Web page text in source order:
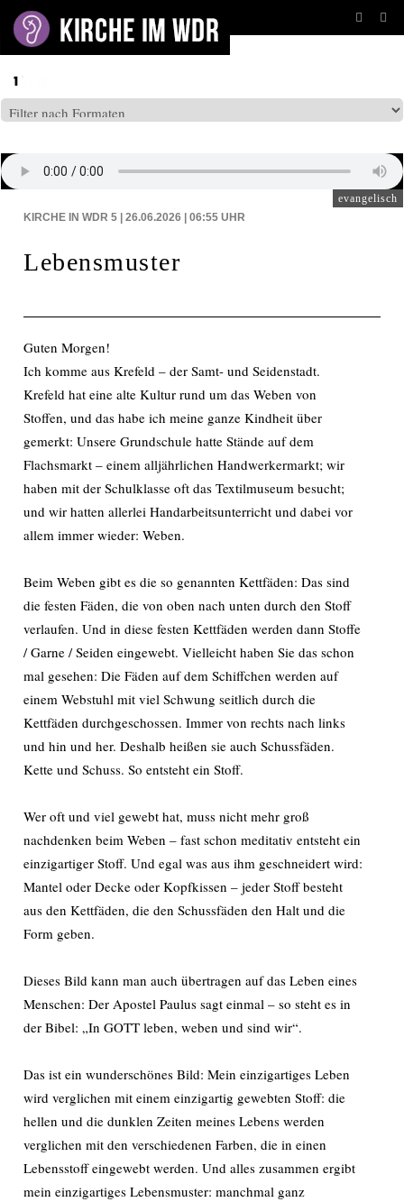
evangelisch
KIRCHE IN WDR 5 | 26.06.2026 | 06:55 UHR
Lebensmuster
Guten Morgen!
Ich komme aus Krefeld – der Samt- und Seidenstadt.
Krefeld hat eine alte Kultur rund um das Weben von
Stoffen, und das habe ich meine ganze Kindheit über
gemerkt: Unsere Grundschule hatte Stände auf dem
Flachsmarkt – einem alljährlichen Handwerkermarkt; wir
haben mit der Schulklasse oft das Textilmuseum besucht;
und wir hatten allerlei Handarbeitsunterricht und dabei vor
allem immer wieder: Weben.
Beim Weben gibt es die so genannten Kettfäden: Das sind
die festen Fäden, die von oben nach unten durch den Stoff
verlaufen. Und in diese festen Kettfäden werden dann Stoffe
/ Garne / Seiden eingewebt. Vielleicht haben Sie das schon
mal gesehen: Die Fäden auf dem Schiffchen werden auf
einem Webstuhl mit viel Schwung seitlich durch die
Kettfäden durchgeschossen. Immer von rechts nach links
und hin und her. Deshalb heißen sie auch Schussfäden.
Kette und Schuss. So entsteht ein Stoff.
Wer oft und viel gewebt hat, muss nicht mehr groß
nachdenken beim Weben – fast schon meditativ entsteht ein
einzigartiger Stoff. Und egal was aus ihm geschneidert wird:
Mantel oder Decke oder Kopfkissen – jeder Stoff besteht
aus den Kettfäden, die den Schussfäden den Halt und die
Form geben.
Dieses Bild kann man auch übertragen auf das Leben eines
Menschen: Der Apostel Paulus sagt einmal – so steht es in
der Bibel: „In GOTT leben, weben und sind wir“.
Das ist ein wunderschönes Bild: Mein einzigartiges Leben
wird verglichen mit einem einzigartig gewebten Stoff: die
hellen und die dunklen Zeiten meines Lebens werden
verglichen mit den verschiedenen Farben, die in einen
Lebensstoff eingewebt werden. Und alles zusammen ergibt
mein einzigartiges Lebensmuster: manchmal ganz